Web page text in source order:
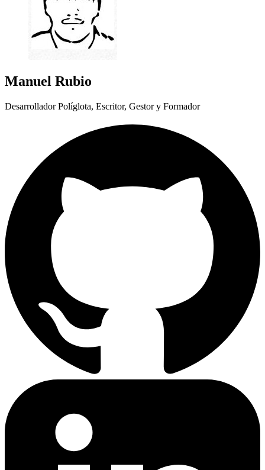
Manuel Rubio
Desarrollador Políglota, Escritor, Gestor y Formador